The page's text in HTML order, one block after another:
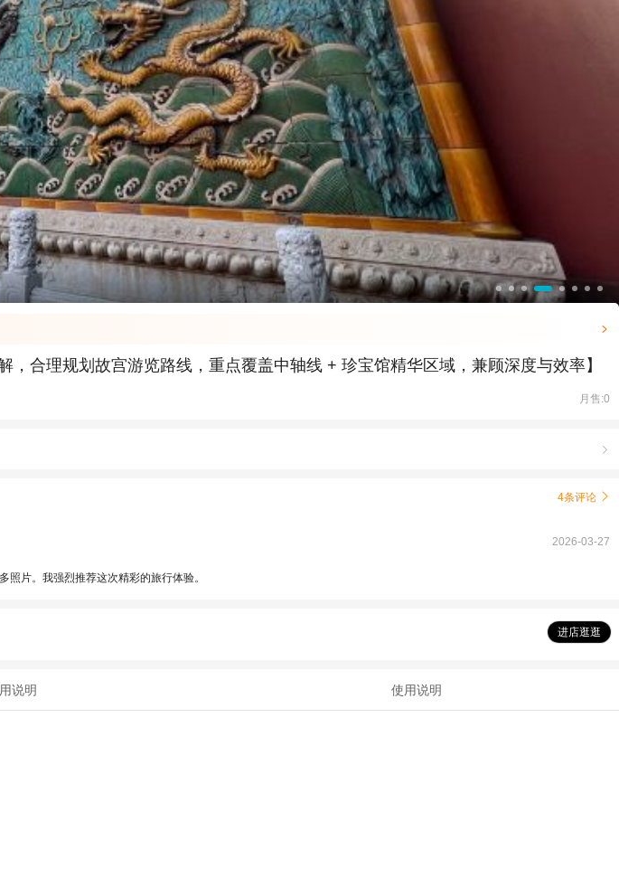

合理规划故宫游览路线，重点覆盖中轴线 + 珍宝馆精华区域，兼顾深度与效率】
月售:0

4条评论 
2026-03-27
片。我强烈推荐这次精彩的旅行体验。
进店逛逛
说明 使用说明